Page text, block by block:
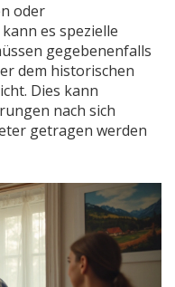
oder
es spezielle
gegebenenfalls
dem historischen
Dies kann
nach sich
getragen werden